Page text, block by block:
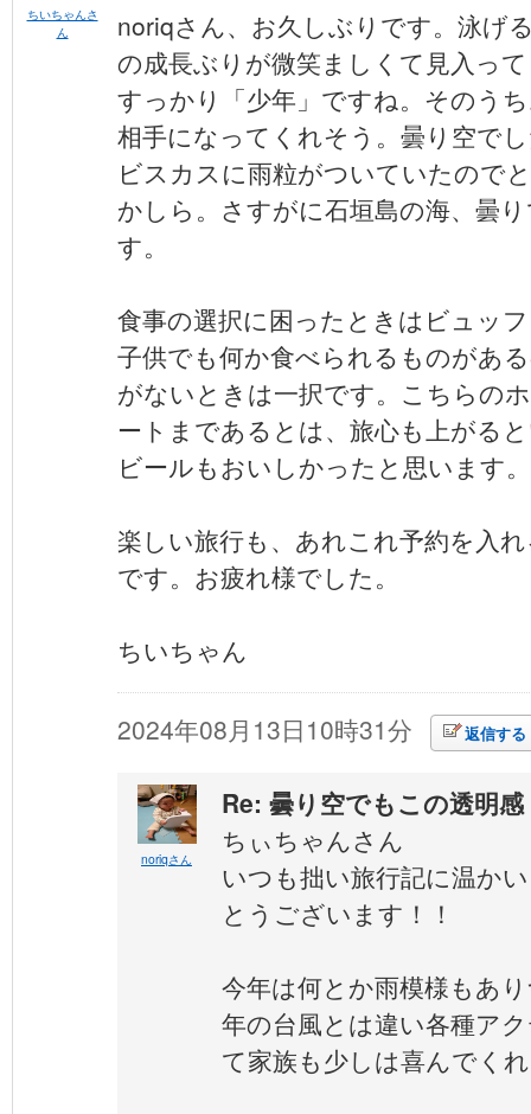
ちいちゃんさ
ん
noriqさん、お久しぶりです。泳げ
の成長ぶりが微笑ましくて見入っ
すっかり「少年」ですね。そのう
相手になってくれそう。曇り空で
ビスカスに雨粒がついていたので
かしら。さすがに石垣島の海、曇
す。
食事の選択に困ったときはビュッ
子供でも何か食べられるものがあ
がないときは一択です。こちらの
ートまであるとは、旅心も上がる
ビールもおいしかったと思います。
楽しい旅行も、あれこれ予約を入
です。お疲れ様でした。
ちいちゃん
2024年08月13日10時31分 返信する
noriqさん
Re: 曇り空でもこの透明感
ちぃちゃんさん
いつも拙い旅行記に温か
とうございます！！
今年は何とか雨模様もあ
年の台風とは違い各種ア
て家族も少しは喜んでく